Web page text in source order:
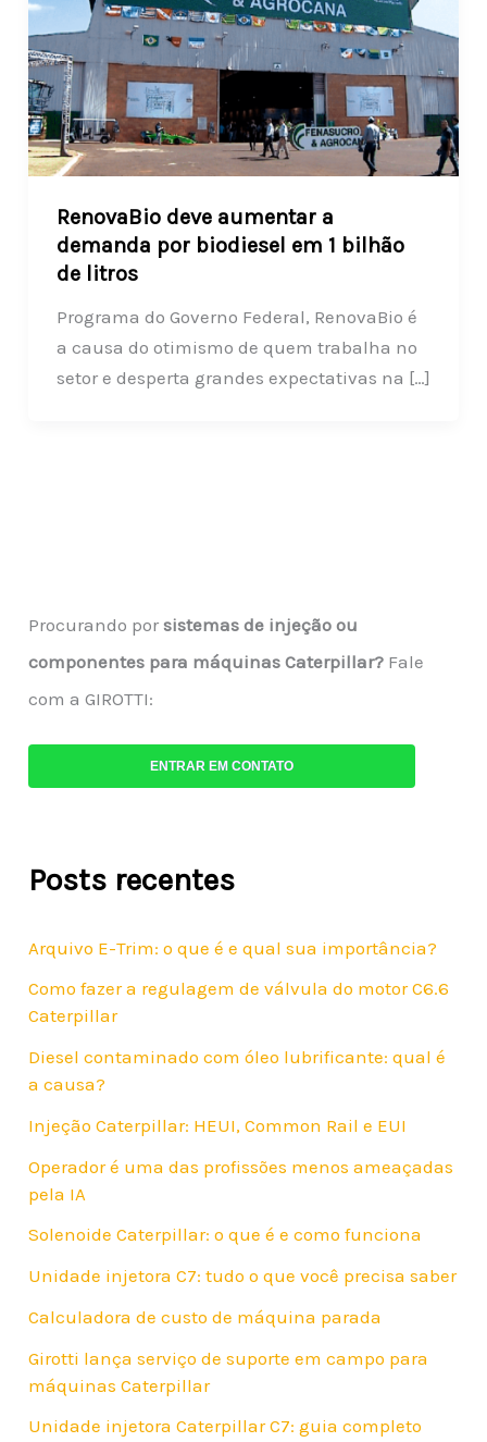
RenovaBio deve aumentar a
demanda por biodiesel em 1 bilhão
de litros
Programa do Governo Federal, RenovaBio é
a causa do otimismo de quem trabalha no
setor e desperta grandes expectativas na […]
Procurando porsistemas de injeção ou
componentes para máquinas Caterpillar? Fale
com a GIROTTI:
ENTRAR EM CONTATO
Posts recentes
Arquivo E-Trim: o que é e qual sua importância?
Como fazer a regulagem de válvula do motor C6.6
Caterpillar
Diesel contaminado com óleo lubrificante: qual é
a causa?
Injeção Caterpillar: HEUI, Common Rail e EUI
Operador é uma das profissões menos ameaçadas
pela IA
Solenoide Caterpillar: o que é e como funciona
Unidade injetora C7: tudo o que você precisa saber
Calculadora de custo de máquina parada
Girotti lança serviço de suporte em campo para
máquinas Caterpillar
Unidade injetora Caterpillar C7: guia completo